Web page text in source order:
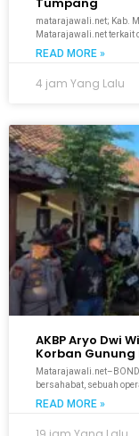
matarajawali.net; Kab.
Matarajawali.net terkait
READ MORE »
4 jam Yang Lalu
AKBP Aryo Dwi
Korban
bersahabat, sebuah
READ MORE »